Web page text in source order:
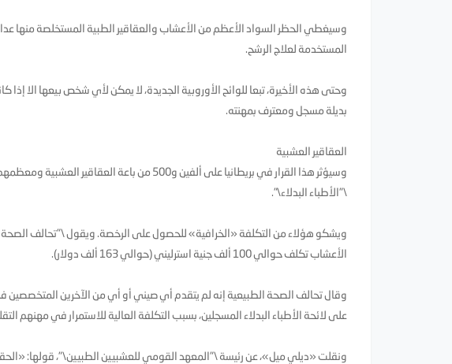
المستخدمة لعلاج الرشح.
وحتى هذه الأخيرة، تبعا للوائح الأوروبية الجديدة، لا يمكن لأي شخص بيعها الا
بديلة مسجل ومعترف بمهنته.
العقاقير العشبية
وسيؤثر هذا القرار في بريطانيا على ألفين و500 من
\"الأطباء البدلاء\".
ويشكو هؤلاء من التكلفة «الخرافية» للحصول على الرخصة. ويقول \"تحالف الصحة
الأعشاب تكلف حوالي 100 ألف جنية استرليني (حوالي 163 ألف دولار).
وقال تحالف الصحة الطبيعية إنه لم يتقدم أي صيني أو أي من الآخرين المتخصصين
على لائحة الأطباء البدلاء المسجلين، بسبب التكلفة العالية للاستمرار في مهنهم
ونقلت «ديلي ميل»، عن رئيسة \"المعهد القومي للعشبيين الطبيين\"، قولها: